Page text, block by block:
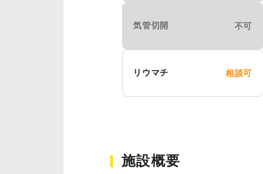
気管切開 不可
リウマチ 相談可
施設概要